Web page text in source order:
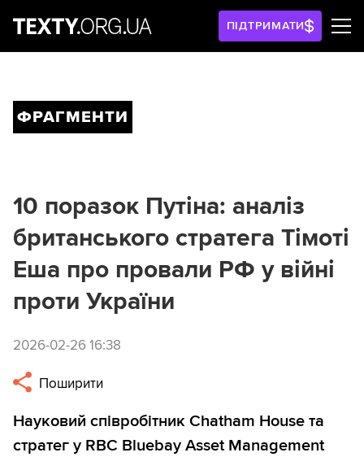
ПІДТРИМАТИ
ФРАГМЕНТИ
10 поразок Путіна: аналіз
британського стратега Тімоті
Еша про провали РФ у війні
проти України
2026-02-26 16:38
Поширити
Науковий співробітник Chatham House та
стратег у RBC Bluebay Asset Management